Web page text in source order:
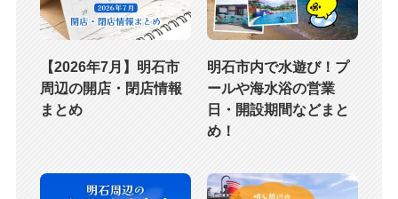
【2026年7月】明石市
周辺の開店・閉店情報
まとめ
明石市内で水遊び！プ
ールや海水浴の営業
日・開設期間などまと
め！